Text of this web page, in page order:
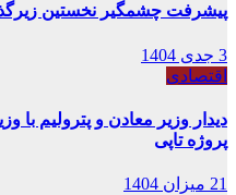
پیشرفت چشمگیر نخستین
3 جدی 1404
اقتصادی
دیدار وزیر معادن و پترولیم با
پروژه تاپی
21 میزان 1404